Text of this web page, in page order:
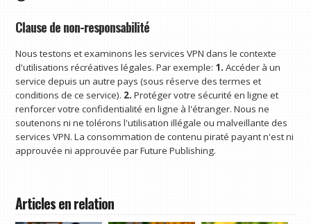
Clause de non-responsabilité
Nous testons et examinons les services VPN dans le contexte
d'utilisations récréatives légales. Par exemple: 1. Accéder à un
service depuis un autre pays (sous réserve des termes et
conditions de ce service). 2. Protéger votre sécurité en ligne et
renforcer votre confidentialité en ligne à l'étranger. Nous ne
soutenons ni ne tolérons l'utilisation illégale ou malveillante des
services VPN. La consommation de contenu piraté payant n'est ni
approuvée ni approuvée par Future Publishing.
Articles en relation